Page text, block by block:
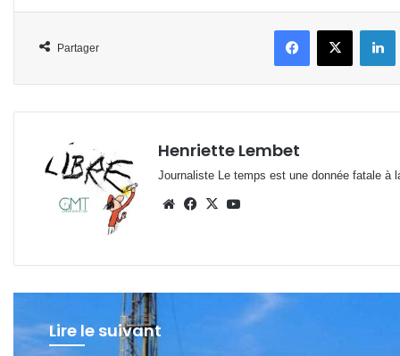
Partager
FacebookX
Henriette Lembet
Journaliste Le temps est une donnée fatale à
WebsiteFacebook
X
Lire le suivant